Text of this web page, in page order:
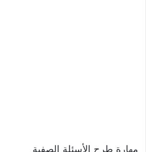
مهارة طرح الأسئلة الصفية